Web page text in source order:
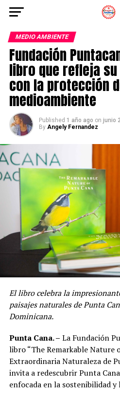
MEDIO AMBIENTE
Fundación
libro que refleja
con la protección
medioambiente
Published 1 año ago on junio
By Angely Fernandez
El libro celebra la
paisajes naturales de Punta
Dominicana.
Punta Cana. – La Fundación
libro “The Remarkable Nature
Extraordinaria Naturaleza de
invita a redescubrir Punta
enfocada en la sostenibilidad y